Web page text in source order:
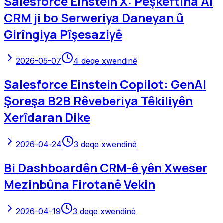
CRM ji bo Serweriya Daneyan û
Girîngiya Pîşesaziyê
2026-05-07 4 deqe xwendinê
Salesforce Einstein Copilot: GenAI
Şoreşa B2B Rêveberiya Têkiliyên
Xerîdaran Dike
2026-04-24 3 deqe xwendinê
Bi Dashboardên CRM-ê yên Xweser
Mezinbûna Firotanê Vekin
2026-04-19 3 deqe xwendinê